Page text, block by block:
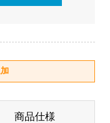
商品仕様